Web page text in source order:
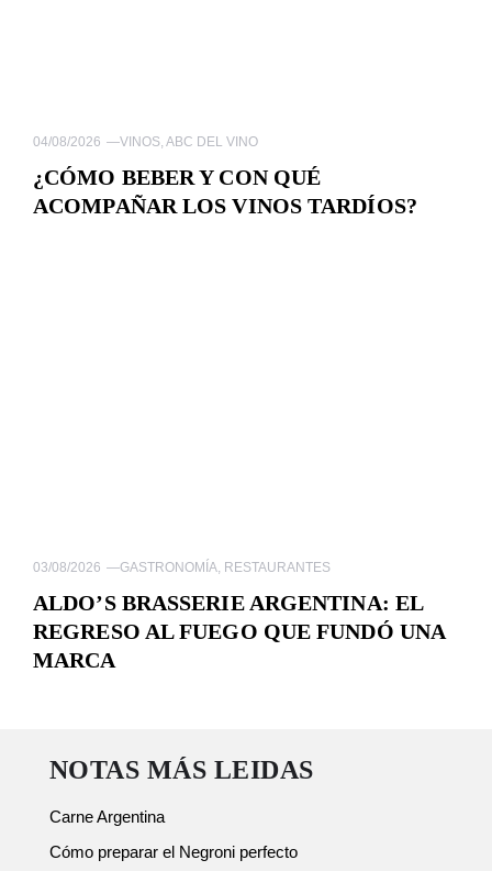
04/08/2026 —VINOS, ABC DEL VINO
¿CÓMO BEBER Y CON QUÉ
ACOMPAÑAR LOS VINOS TARDÍOS?
03/08/2026 —GASTRONOMÍA, RESTAURANTES
ALDO’S BRASSERIE ARGENTINA: EL
REGRESO AL FUEGO QUE FUNDÓ UNA
MARCA
NOTAS MÁS LEIDAS
Carne Argentina
Cómo preparar el Negroni perfecto